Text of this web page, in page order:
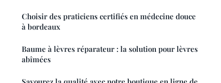
Choisir des praticiens certifiés en médecine douce
à bordeaux
Baume à lèvres réparateur : la solution pour lèvres
abîmées